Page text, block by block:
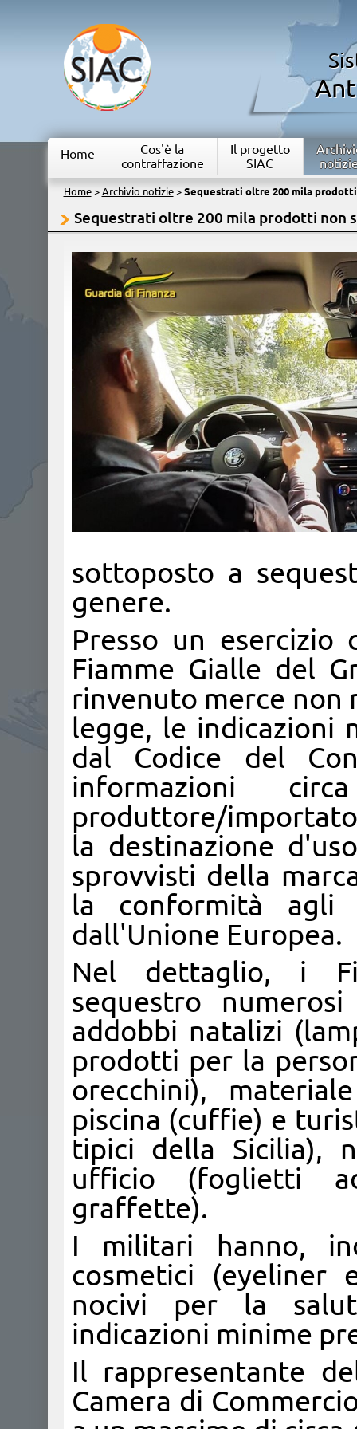
Home
Cos'è la
contraffazione
Il progetto
SIAC
Home> Archivio notizie> Sequestrati oltre 200 mila
Sequestrati oltre 200 mila prodotti non
sottoposto a
genere.
Presso un
Fiamme Gialle del
rinvenuto merce
legge, le indicazioni
dal Codice del
informazioni
produttore/
la destinazione
sprovvisti della
la conformità agli
dall'Unione Europea.
Nel dettaglio, i
sequestro
addobbi natalizi
prodotti per la
orecchini),
piscina (cuffie) e
tipici della Sicilia),
ufficio (foglietti
graffette).
I militari hanno,
cosmetici (eyeliner
nocivi per la
indicazioni minime
Il rappresentante
Camera di